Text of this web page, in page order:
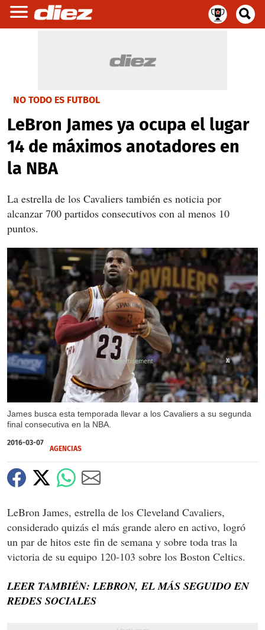
NO TODO ES FUTBOL
LeBron James ya ocupa el lugar
14 de máximos anotadores en
la NBA
La estrella de los Cavaliers también es noticia por
alcanzar 700 partidos consecutivos con al menos 10
puntos.
James busca esta temporada llevar a los Cavaliers a su segunda
final consecutiva en la NBA.
X
2016-03-07
AGENCIAS
LeBron James, estrella de los Cleveland Cavaliers,
considerado quizás el más grande alero en activo, logró
un par de hitos este fin de semana y sobre toda tras la
victoria de su equipo 120-103 sobre los Boston Celtics.
LEER TAMBIÉN: LEBRON, EL MÁS SEGUIDO EN
REDES SOCIALES